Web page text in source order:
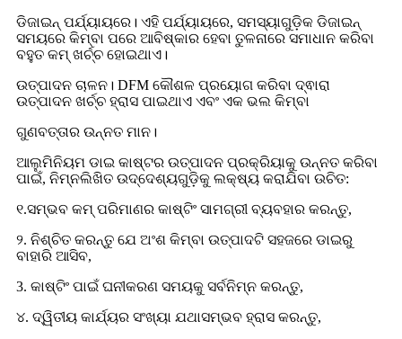
ଡିଜାଇନ୍ ପର୍ଯ୍ୟାୟରେ। ଏହି ପର୍ଯ୍ୟାୟରେ, ସମସ୍ୟାଗୁଡ଼ିକ ଡିଜାଇନ୍
ସମୟରେ କିମ୍ବା ପରେ ଆବିଷ୍କାର ହେବା ତୁଳନାରେ ସମାଧାନ କରିବା
ବହୁତ କମ୍ ଖର୍ଚ୍ଚ ହୋଇଥାଏ।
ଉତ୍ପାଦନ ଚାଳନ। DFM କୌଶଳ ପ୍ରୟୋଗ କରିବା ଦ୍ଵାରା
ଉତ୍ପାଦନ ଖର୍ଚ୍ଚ ହ୍ରାସ ପାଇଥାଏ ଏବଂ ଏକ ଭଲ କିମ୍ବା
ଗୁଣବତ୍ତାର ଉନ୍ନତ ମାନ।
ଆଲୁମିନିୟମ ଡାଇ କାଷ୍ଟର ଉତ୍ପାଦନ ପ୍ରକ୍ରିୟାକୁ ଉନ୍ନତ କରିବା
ପାଇଁ, ନିମ୍ନଲିଖିତ ଉଦ୍ଦେଶ୍ୟଗୁଡ଼ିକୁ ଲକ୍ଷ୍ୟ କରାଯିବା ଉଚିତ:
୧.ସମ୍ଭବ କମ୍ ପରିମାଣର କାଷ୍ଟିଂ ସାମଗ୍ରୀ ବ୍ୟବହାର କରନ୍ତୁ,
୨. ନିଶ୍ଚିତ କରନ୍ତୁ ଯେ ଅଂଶ କିମ୍ବା ଉତ୍ପାଦଟି ସହଜରେ ଡାଇରୁ
ବାହାରି ଆସିବ,
3. କାଷ୍ଟିଂ ପାଇଁ ଘନୀକରଣ ସମୟକୁ ସର୍ବନିମ୍ନ କରନ୍ତୁ,
୪. ଦ୍ୱିତୀୟ କାର୍ଯ୍ୟର ସଂଖ୍ୟା ଯଥାସମ୍ଭବ ହ୍ରାସ କରନ୍ତୁ,